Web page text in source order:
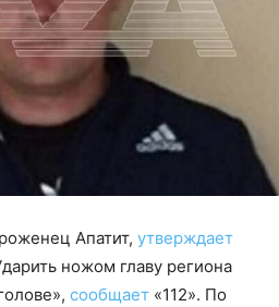
Апатит, утверждает
ножом главу региона
сообщает «112». По